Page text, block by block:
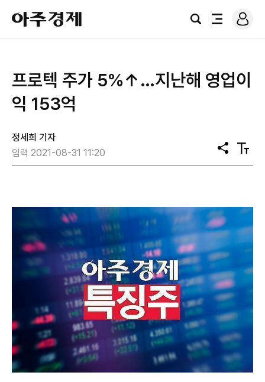
아
주
경
검
전
로
그
프로텍 주가 5%↑…지난해 영업이
익 153억
정세희 기자
입력 2021-08-31 11:20
공
유
텍
스